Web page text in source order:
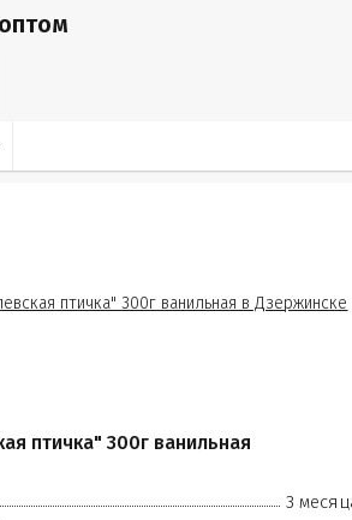
птичка" 300г ванильная
3